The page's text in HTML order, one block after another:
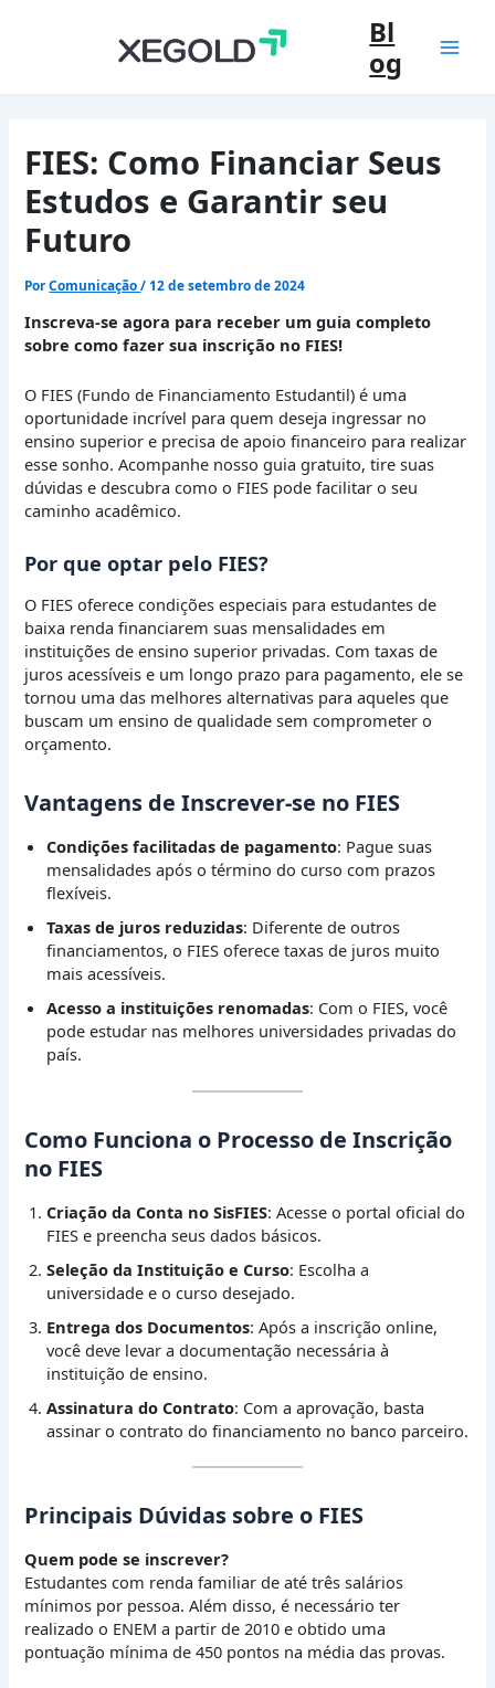
Bl
og
FIES: Como Financiar Seus
Estudos e Garantir seu
Futuro
PorComunicação/12 de setembro de 2024
Inscreva-se agora para receber um guia completo
sobre como fazer sua inscrição no FIES!
O FIES (Fundo de Financiamento Estudantil) é uma
oportunidade incrível para quem deseja ingressar no
ensino superior e precisa de apoio financeiro para realizar
esse sonho. Acompanhe nosso guia gratuito, tire suas
dúvidas e descubra como o FIES pode facilitar o seu
caminho acadêmico.
Por que optar pelo FIES?
O FIES oferece condições especiais para estudantes de
baixa renda financiarem suas mensalidades em
instituições de ensino superior privadas. Com taxas de
juros acessíveis e um longo prazo para pagamento, ele se
tornou uma das melhores alternativas para aqueles que
buscam um ensino de qualidade sem comprometer o
orçamento.
Vantagens de Inscrever-se no FIES
Condições facilitadas de pagamento: Pague suas
mensalidades após o término do curso com prazos
flexíveis.
Taxas de juros reduzidas: Diferente de outros
financiamentos, o FIES oferece taxas de juros muito
mais acessíveis.
Acesso a instituições renomadas: Com o FIES, você
pode estudar nas melhores universidades privadas do
país.
Como Funciona o Processo de Inscrição
no FIES
Criação da Conta no SisFIES: Acesse o portal oficial do
FIES e preencha seus dados básicos.
Seleção da Instituição e Curso: Escolha a
universidade e o curso desejado.
Entrega dos Documentos: Após a inscrição online,
você deve levar a documentação necessária à
instituição de ensino.
Assinatura do Contrato: Com a aprovação, basta
assinar o contrato do financiamento no banco parceiro.
Principais Dúvidas sobre o FIES
Quem pode se inscrever?
Estudantes com renda familiar de até três salários
mínimos por pessoa. Além disso, é necessário ter
realizado o ENEM a partir de 2010 e obtido uma
pontuação mínima de 450 pontos na média das provas.